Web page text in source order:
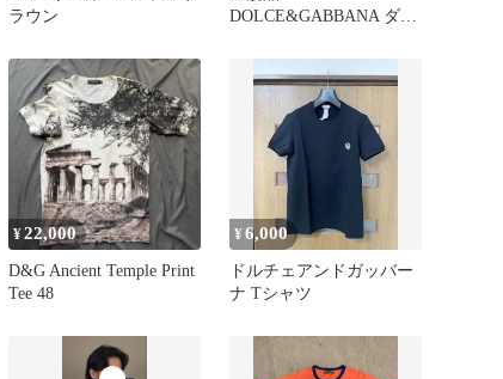
ラウン
DOLCE&GABBANA ダメ
¥22,000
D&G Ancient Temple Print
Tee 48
¥6,000
ドルチェアンドガッバー
ナ Tシャツ